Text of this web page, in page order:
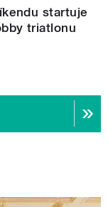
startuje
triatlonu